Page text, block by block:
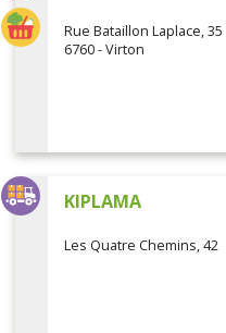
Rue Bataillon Laplace, 35
6760 - Virton
KIPLAMA
Les Quatre Chemins, 42